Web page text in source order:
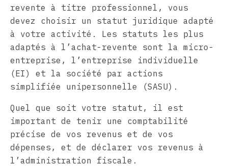
revente à titre professionnel, vous
devez choisir un statut juridique adapté
à votre activité. Les statuts les plus
adaptés à l’achat-revente sont la micro-
entreprise, l’entreprise individuelle
(EI) et la société par actions
simplifiée unipersonnelle (SASU).
Quel que soit votre statut, il est
important de tenir une comptabilité
précise de vos revenus et de vos
dépenses, et de déclarer vos revenus à
l’administration fiscale.